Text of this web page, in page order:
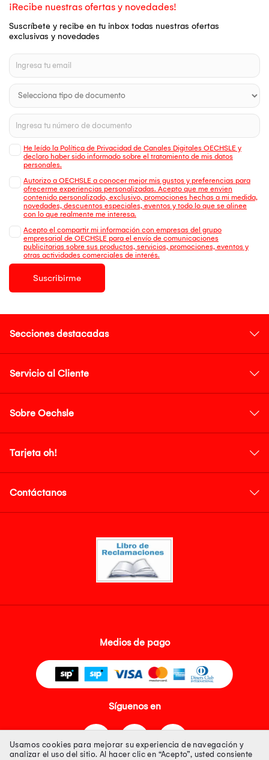
¡Recibe nuestras ofertas y novedades!
Suscríbete y recibe en tu inbox todas nuestras ofertas
exclusivas y novedades
He leído la Política de Privacidad de Canales Digitales OECHSLE y
declaro haber sido informado sobre el tratamiento de mis datos
personales.
Autorizo a OECHSLE a conocer mejor mis gustos y preferencias para
ofrecerme experiencias personalizadas. Acepto que me envien
contenido personalizado, exclusivo, promociones hechas a mi medida,
novedades, descuentos especiales, eventos y todo lo que se alinee
con lo que realmente me interesa.
Acepto el compartir mi información con empresas del grupo
empresarial de OECHSLE para el envío de comunicaciones
publicitarias sobre sus productos, servicios, promociones, eventos y
otras actividades comerciales de interés.
Suscribirme
Secciones destacadas
Servicio al Cliente
Sobre Oechsle
Tarjeta oh!
Contáctanos
Medios de pago
Síguenos en
Usamos cookies para mejorar su experiencia de navegación y
analizar el uso del sitio. Al hacer clic en “Acepto”, usted consiente